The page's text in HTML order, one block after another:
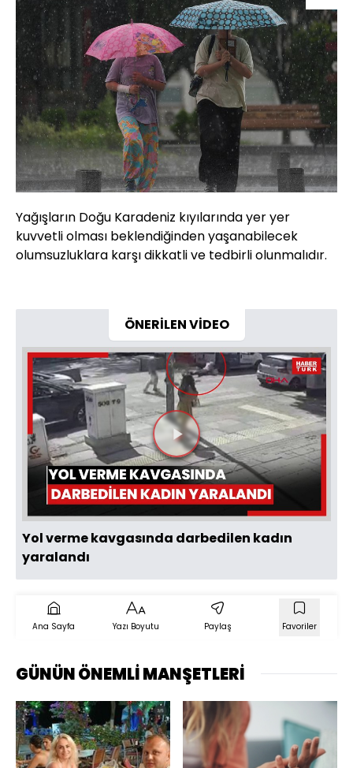
Yağışların Doğu Karadeniz kıyılarında yer yer
kuvvetli olması beklendiğinden yaşanabilecek
olumsuzluklara karşı dikkatli ve tedbirli olunmalıdır.
ÖNERİLEN VİDEO
Videoyu
Oynat
Yol verme kavgasında darbedilen kadın
yaralandı
Ana Sayfa Yazı Boyutu Paylaş Favoriler
GÜNÜN ÖNEMLİ MANŞETLERİ